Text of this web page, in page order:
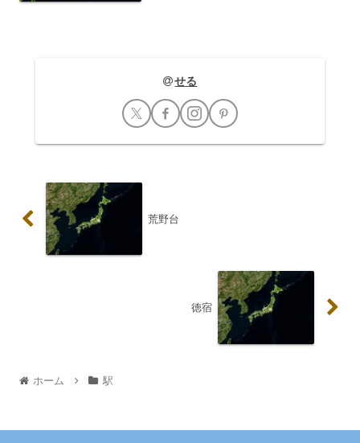
せる
荒野台
徳宿
ホーム 駅